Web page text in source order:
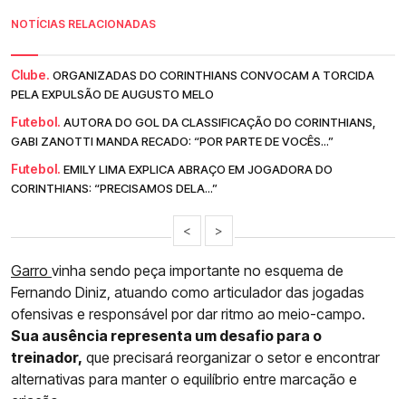
NOTÍCIAS RELACIONADAS
Clube. ORGANIZADAS DO CORINTHIANS CONVOCAM A TORCIDA
PELA EXPULSÃO DE AUGUSTO MELO
Futebol. AUTORA DO GOL DA CLASSIFICAÇÃO DO CORINTHIANS,
GABI ZANOTTI MANDA RECADO: “POR PARTE DE VOCÊS...”
Futebol. EMILY LIMA EXPLICA ABRAÇO EM JOGADORA DO
CORINTHIANS: “PRECISAMOS DELA...”
< >
Garro vinha sendo peça importante no esquema de
Fernando Diniz, atuando como articulador das jogadas
ofensivas e responsável por dar ritmo ao meio-campo.
Sua ausência representa um desafio para o
treinador, que precisará reorganizar o setor e encontrar
alternativas para manter o equilíbrio entre marcação e